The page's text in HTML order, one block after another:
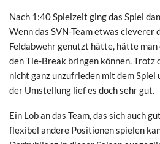
Nach 1:40 Spielzeit ging das Spiel
Wenn das SVN-Team etwas cleverer
Feldabwehr genutzt hätte, hätte
den Tie-Break bringen können. Trotz
nicht ganz unzufrieden mit dem
der Umstellung lief es doch sehr gut.
Ein Lob an das Team, das sich auch
flexibel andere Positionen spielen